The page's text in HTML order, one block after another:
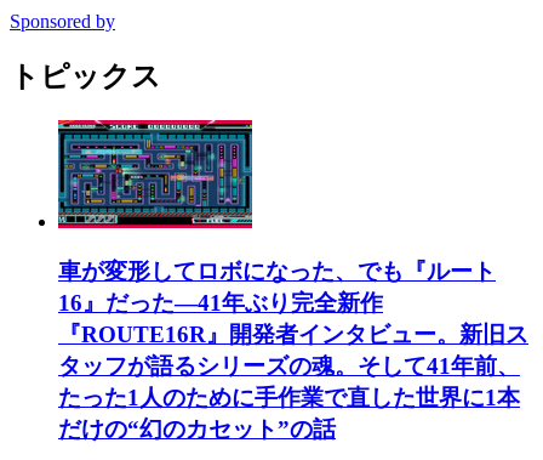
Sponsored by
トピックス
車が変形してロボになった、でも『ルート
16』だった―41年ぶり完全新作
『ROUTE16R』開発者インタビュー。新旧ス
タッフが語るシリーズの魂。そして41年前、
たった1人のために手作業で直した世界に1本
だけの“幻のカセット”の話